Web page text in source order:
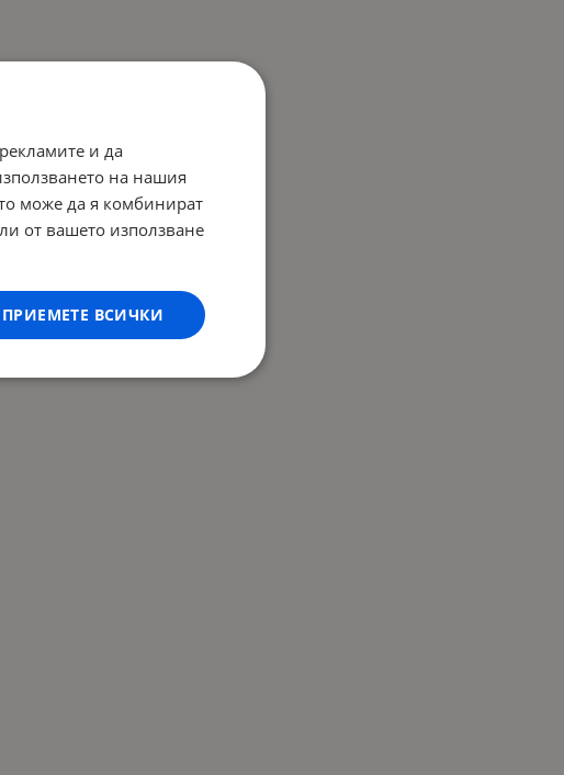
и да
на нашия
може да я комбинират
от вашето използване
ПРИЕМЕТЕ ВСИЧКИ